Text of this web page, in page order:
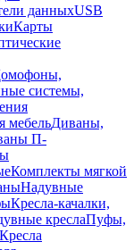
данныхUSB
Карты
системы,
мебельДиваны,
П-
Комплекты мягкой
Надувные
Кресла-качалки,
креслаПуфы,
Кресла